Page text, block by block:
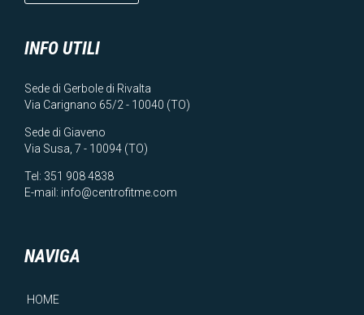
INFO UTILI
Sede di Gerbole di Rivalta
Via Carignano 65/2 - 10040 (TO)
Sede di Giaveno
Via Susa, 7 - 10094 (TO)
Tel: 351 908 4838
E-mail: info@centrofitme.com
NAVIGA
HOME